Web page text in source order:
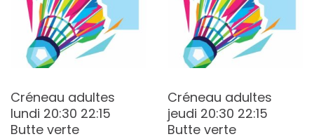
Créneau adultes
lundi 20:30 22:15
Butte verte
Créneau adultes
jeudi 20:30 22:15
Butte verte